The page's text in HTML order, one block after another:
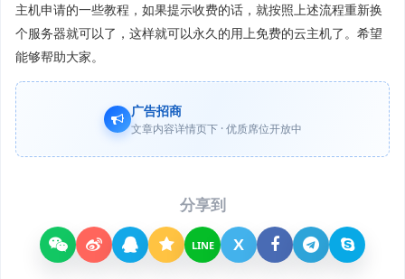
主机申请的一些教程，如果提示收费的话，就按照上述流程重新换
个服务器就可以了，这样就可以永久的用上免费的云主机了。希望
能够帮助大家。
广告招商
文章内容详情页下 · 优质席位开放中
分享到
LINE X